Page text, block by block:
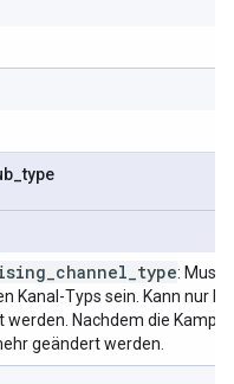
_type
channel type: Muss
Kanal-Typs sein. Kann nur
Nachdem die
geändert werden.